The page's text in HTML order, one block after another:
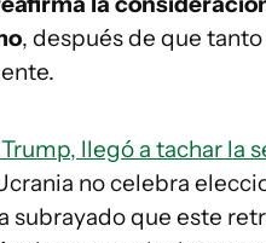
, después de que
llegó a tachar la
no celebra
subrayado que este